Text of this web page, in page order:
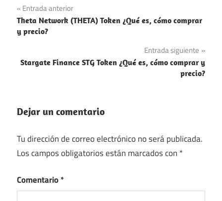
Navegación
de
Entrada anterior
Theta Network (THETA) Token ¿Qué es, cómo comprar
y precio?
Entrada siguiente
Stargate Finance STG Token ¿Qué es, cómo comprar y
precio?
Dejar un comentario
Tu dirección de correo electrónico no será publicada.
Los campos obligatorios están marcados con *
Comentario*